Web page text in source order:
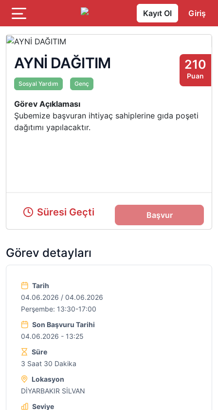
Kayıt Ol Giriş
210
Puan
AYNİ DAĞITIM
Sosyal Yardım Genç
Görev Açıklaması
Şubemize başvuran ihtiyaç sahiplerine gıda poşeti
dağıtımı yapılacaktır.
Süresi Geçti Başvur
Görev detayları
Tarih
04.06.2026 / 04.06.2026
Perşembe: 13:30-17:00
Son Başvuru Tarihi
04.06.2026 - 13:25
Süre
3 Saat 30 Dakika
Lokasyon
DİYARBAKIR SİLVAN
Seviye